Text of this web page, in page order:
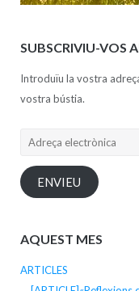
SUBSCRIVIU-VOS
Introduïu la vostra
vostra bústia.
Adreça
ENVIEU
AQUEST MES
ARTICLES